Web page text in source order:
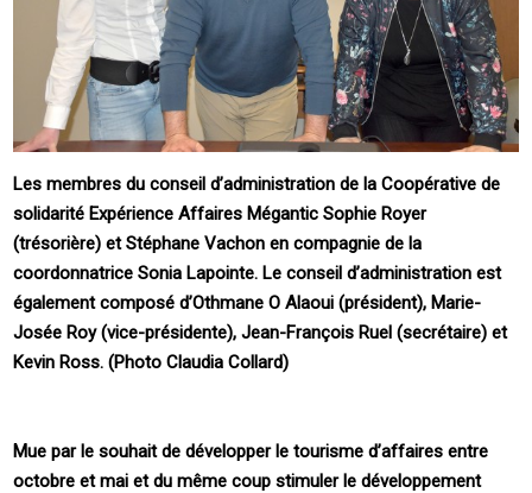
Les membres du conseil d’administration de la Coopérative de
solidarité Expérience Affaires Mégantic Sophie Royer
(trésorière) et Stéphane Vachon en compagnie de la
coordonnatrice Sonia Lapointe. Le conseil d’administration est
également composé d’Othmane O Alaoui (président), Marie-
Josée Roy (vice-présidente), Jean-François Ruel (secrétaire) et
Kevin Ross. (Photo Claudia Collard)
Mue par le souhait de développer le tourisme d’affaires entre
octobre et mai et du même coup stimuler le développement